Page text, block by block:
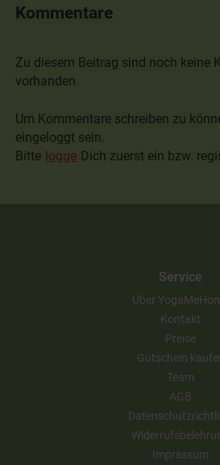
Kommentare
Zu diesem Beitrag sind noch keine
vorhanden.
Um Kommentare schreiben zu
eingeloggt sein.
Bitte logge Dich zuerst ein bzw.
Service
Über
Kontakt
Preise
Gutschein
Team
AGB
Impressum